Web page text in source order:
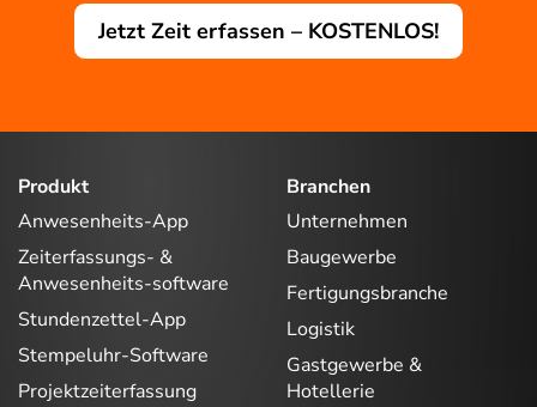
Jetzt Zeit erfassen – KOSTENLOS!
Produkt
Anwesenheits-App
Zeiterfassungs- &
Anwesenheits-software
Stundenzettel-App
Stempeluhr-Software
Projektzeiterfassung
Branchen
Unternehmen
Baugewerbe
Fertigungsbranche
Logistik
Gastgewerbe &
Hotellerie